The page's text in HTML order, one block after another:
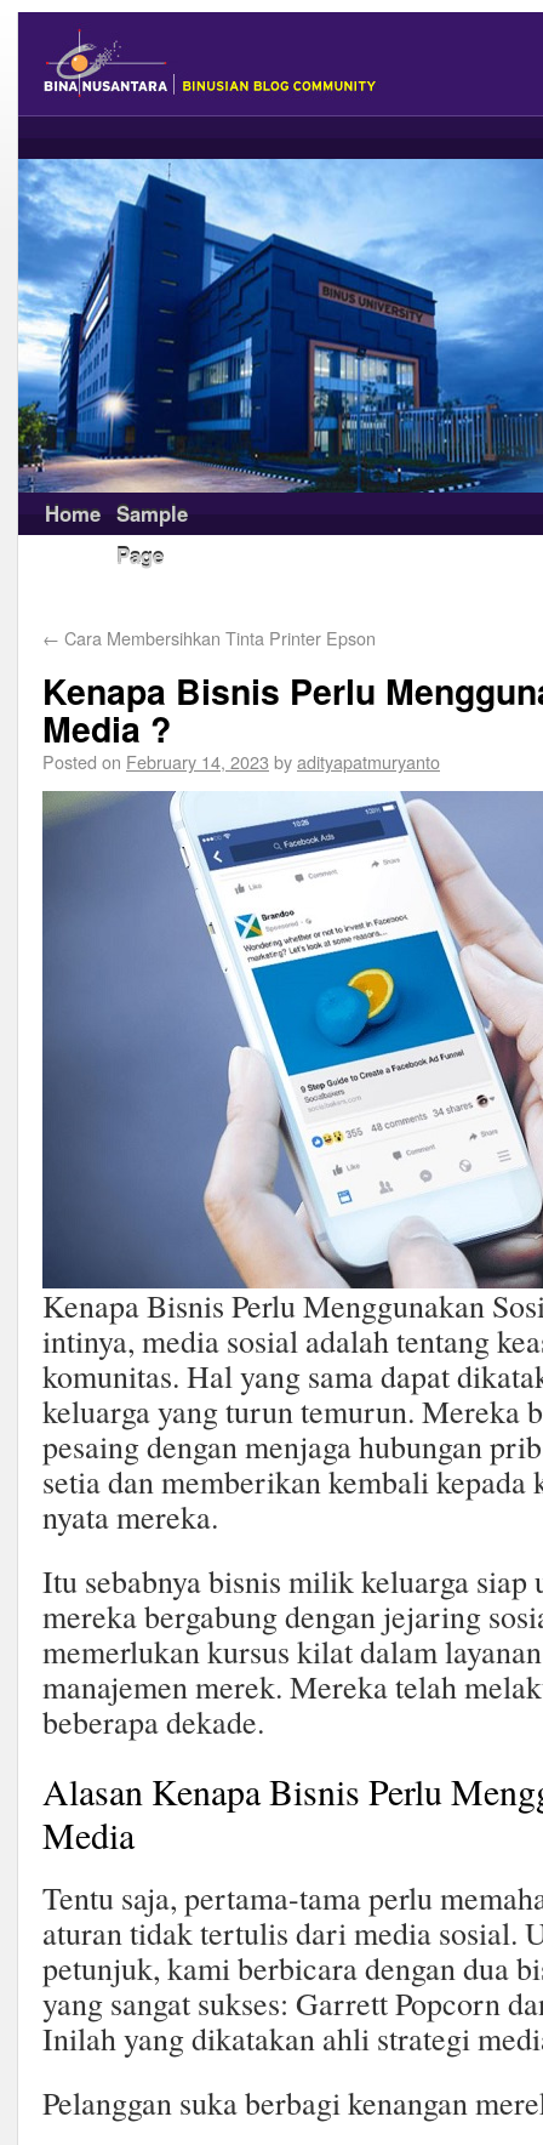
Home Sample
Page
← Cara Membersihkan Tinta Printer Epson
Kenapa Bisnis Perlu
Media ?
Posted on February 14, 2023 byadityapatmuryanto
Kenapa Bisnis Perlu Menggunakan
intinya, media sosial adalah tentang
komunitas. Hal yang sama dapat
keluarga yang turun temurun. Mereka
pesaing dengan menjaga hubungan
setia dan memberikan kembali kepada
nyata mereka.
Itu sebabnya bisnis milik keluarga siap
mereka bergabung dengan jejaring
memerlukan kursus kilat dalam
manajemen merek. Mereka telah
beberapa dekade.
Alasan Kenapa Bisnis Perlu
Media
Tentu saja, pertama-tama perlu
aturan tidak tertulis dari media sosial.
petunjuk, kami berbicara dengan dua
yang sangat sukses: Garrett Popcorn
Inilah yang dikatakan ahli strategi
Pelanggan suka berbagi kenangan